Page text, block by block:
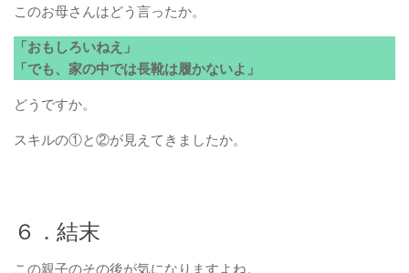
このお母さんはどう言ったか。
「おもしろいねえ」
「でも、家の中では長靴は履かないよ」
どうですか。
スキルの①と②が見えてきましたか。
６．結末